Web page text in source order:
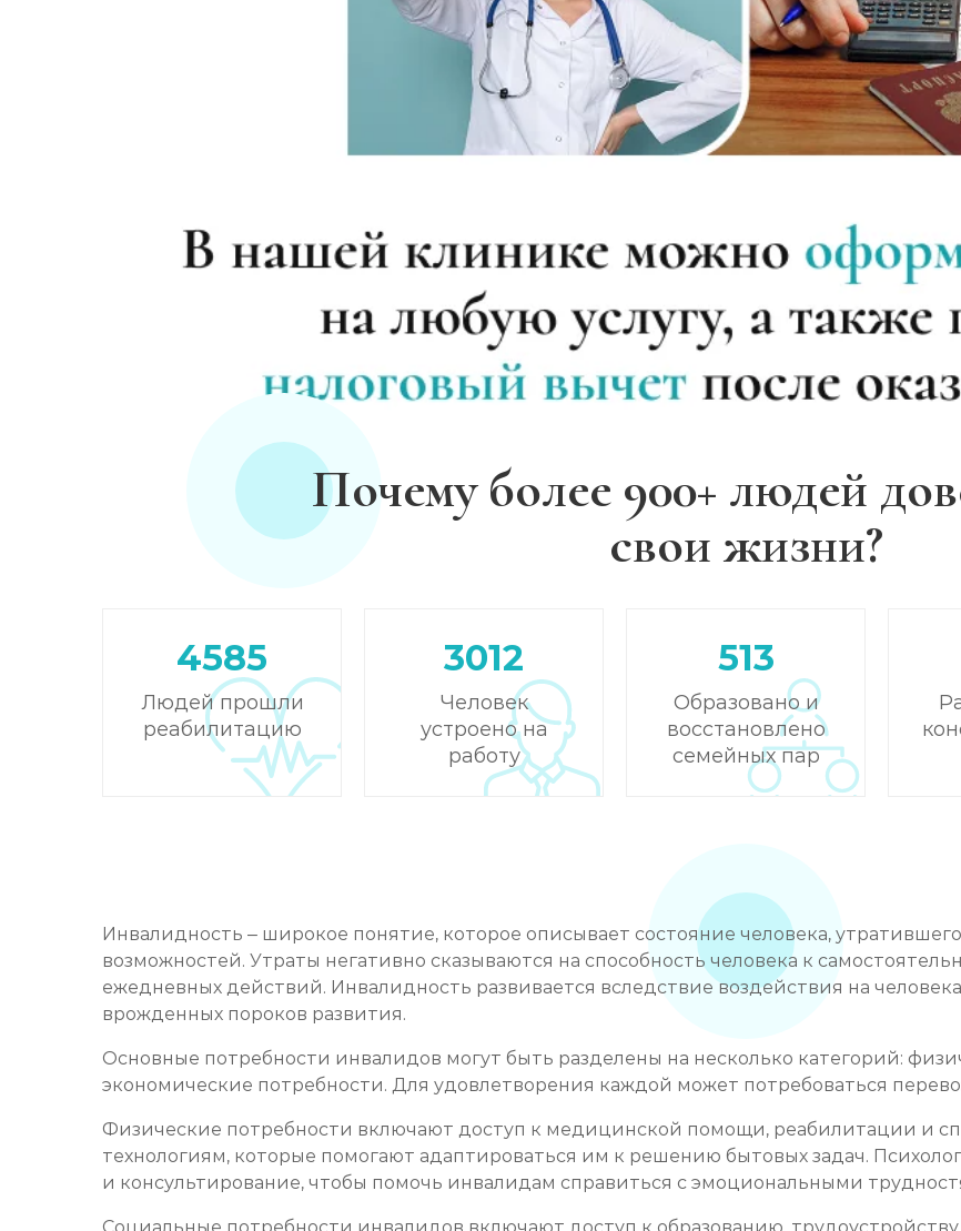
Почему более 900+ людей
свои жизни?
4585
Людей прошли
реабилитацию
3012
Человек
устроено на
работу
513
Образовано и
восстановлено
семейных пар
Инвалидность – широкое понятие, которое описывает состояние человека,
возможностей. Утраты негативно сказываются на способность человека к
ежедневных действий. Инвалидность развивается вследствие воздействия на
врожденных пороков развития.
Основные потребности инвалидов могут быть разделены на несколько категорий:
экономические потребности. Для удовлетворения каждой может потребоваться
Физические потребности включают доступ к медицинской помощи, реабилитации и
технологиям, которые помогают адаптироваться им к решению бытовых задач.
и консультирование, чтобы помочь инвалидам справиться с эмоциональными